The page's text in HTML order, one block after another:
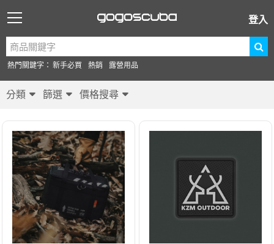
登入
熱門關鍵字： 新手必買 熱銷 露營用品
分類 篩選 價格搜尋